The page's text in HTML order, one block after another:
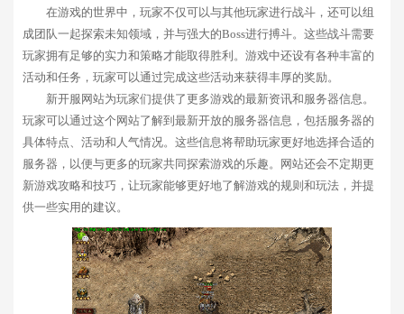
在游戏的世界中，玩家不仅可以与其他玩家进行战斗，还可以组
成团队一起探索未知领域，并与强大的Boss进行搏斗。这些战斗需要
玩家拥有足够的实力和策略才能取得胜利。游戏中还设有各种丰富的
活动和任务，玩家可以通过完成这些活动来获得丰厚的奖励。
新开服网站为玩家们提供了更多游戏的最新资讯和服务器信息。
玩家可以通过这个网站了解到最新开放的服务器信息，包括服务器的
具体特点、活动和人气情况。这些信息将帮助玩家更好地选择合适的
服务器，以便与更多的玩家共同探索游戏的乐趣。网站还会不定期更
新游戏攻略和技巧，让玩家能够更好地了解游戏的规则和玩法，并提
供一些实用的建议。